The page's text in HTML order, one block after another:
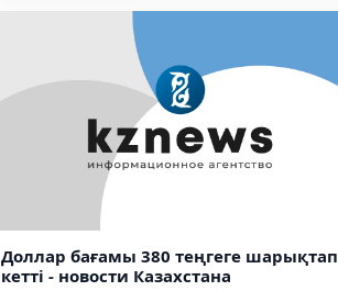
Доллар бағамы 380 теңгеге шарықтап
кетті - новости Казахстана